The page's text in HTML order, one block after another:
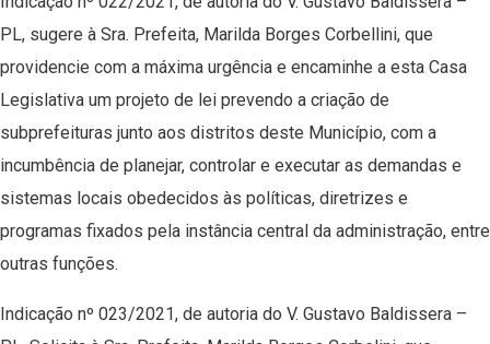
PL, sugere à Sra. Prefeita, Marilda Borges Corbellini, que
providencie com a máxima urgência e encaminhe a esta Casa
Legislativa um projeto de lei prevendo a criação de
subprefeituras junto aos distritos deste Município, com a
incumbência de planejar, controlar e executar as demandas e
sistemas locais obedecidos às políticas, diretrizes e
programas fixados pela instância central da administração, entre
outras funções.
Indicação nº 023/2021, de autoria do V. Gustavo Baldissera –